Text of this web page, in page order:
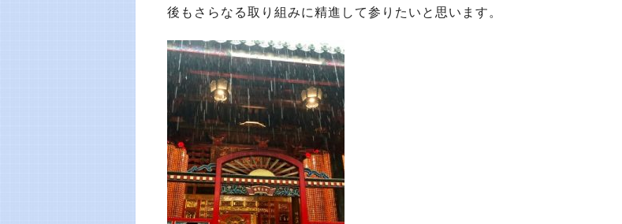
後もさらなる取り組みに精進して参りたいと思います。